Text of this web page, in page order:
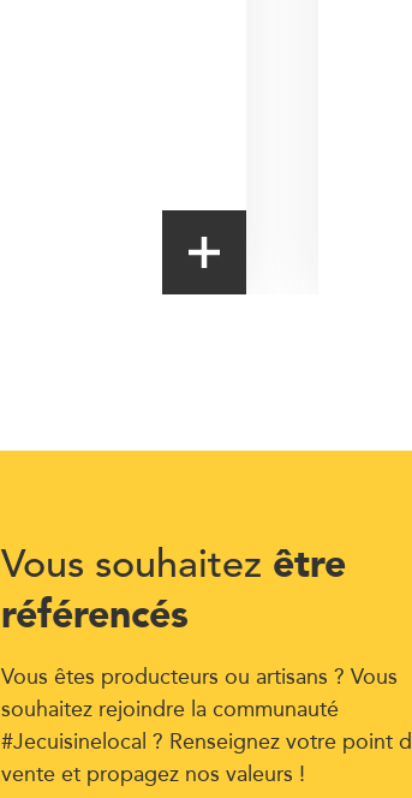
Vous souhaitez être
référencés
Vous êtes producteurs ou artisans ? Vous
souhaitez rejoindre la communauté
#Jecuisinelocal ? Renseignez votre point
vente et propagez nos valeurs !